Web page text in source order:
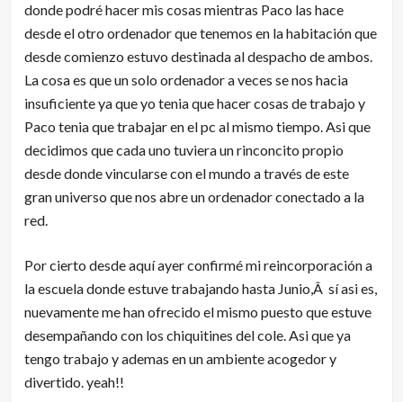
donde podré hacer mis cosas mientras Paco las hace
desde el otro ordenador que tenemos en la habitación que
desde comienzo estuvo destinada al despacho de ambos.
La cosa es que un solo ordenador a veces se nos hacia
insuficiente ya que yo tenia que hacer cosas de trabajo y
Paco tenia que trabajar en el pc al mismo tiempo. Asi que
decidimos que cada uno tuviera un rinconcito propio
desde donde vincularse con el mundo a través de este
gran universo que nos abre un ordenador conectado a la
red.
Por cierto desde aquí ayer confirmé mi reincorporación a
la escuela donde estuve trabajando hasta Junio,Â sí asi es,
nuevamente me han ofrecido el mismo puesto que estuve
desempañando con los chiquitines del cole. Asi que ya
tengo trabajo y ademas en un ambiente acogedor y
divertido. yeah!!